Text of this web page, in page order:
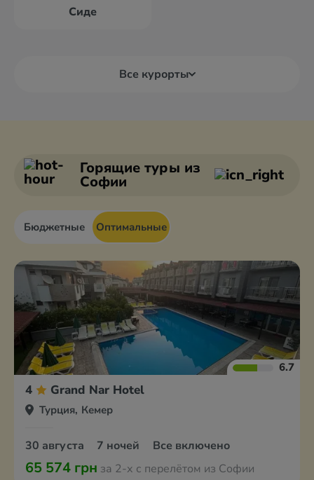
Сиде
Все курорты
Анкара Афьон
Горящие туры из
Софии
Бюджетные Оптимальные
6.7
4 Grand Nar Hotel
Турция, Кемер
30 августа 7 ночей Все включено
65 574 грн за 2-х с перелётом из Софии